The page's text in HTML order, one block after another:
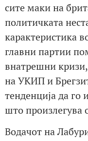
сите маки на
политичката
карактеристика
главни партии
внатрешни
на УКИП и
тенденција да го
што произлегува
Водачот на